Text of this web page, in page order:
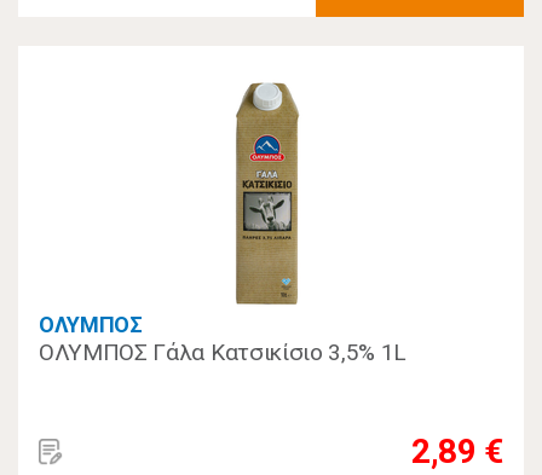
ΟΛΥΜΠΟΣ
ΟΛΥΜΠΟΣ Γάλα Κατσικίσιο 3,5% 1L
2,89 €